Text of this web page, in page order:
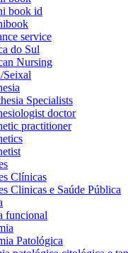
book id
service
do Sul
Nursing
Seixal
Specialists
doctor
practitioner
Clínicas
Clinicas e Saúde Pública
funcional
Patológica